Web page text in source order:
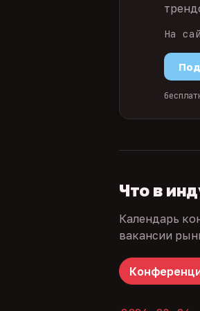
На
Что в
Календарь
вакансии